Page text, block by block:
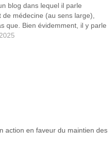
blog dans lequel il parle
de médecine (au sens large),
que. Bien évidemment, il y parle
cholestérol et de maladies
action en faveur du maintien des